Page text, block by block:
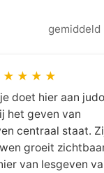
doet hier aan judo
het geven van
centraal staat.
groeit
van lesgeven